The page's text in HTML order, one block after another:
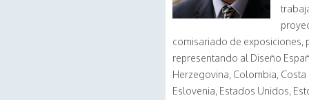
comisariado de exposiciones,
representando al Diseño
Herzegovina, Colombia, Costa
Eslovenia, Estados Unidos,